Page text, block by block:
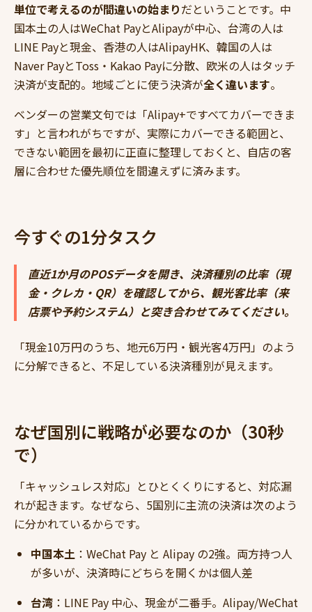
単位で考えるのが間違いの始まりだということです。中
国本土の人はWeChat PayとAlipayが中心、台湾の人は
LINE Payと現金、香港の人はAlipayHK、韓国の人は
Naver PayとToss・Kakao Payに分散、欧米の人はタッチ
決済が支配的。地域ごとに使う決済が全く違います。
ベンダーの営業文句では「Alipay+ですべてカバーできま
す」と言われがちですが、実際にカバーできる範囲と、
できない範囲を最初に正直に整理しておくと、自店の客
層に合わせた優先順位を間違えずに済みます。
今すぐの1分タスク
直近1か月のPOSデータを開き、決済種別の比率（現
金・クレカ・QR）を確認してから、観光客比率（来
店票や予約システム）と突き合わせてみてください。
「現金10万円のうち、地元6万円・観光客4万円」のよう
に分解できると、不足している決済種別が見えます。
なぜ国別に戦略が必要なのか（30秒
で）
「キャッシュレス対応」とひとくくりにすると、対応漏
れが起きます。なぜなら、5国別に主流の決済は次のよう
に分かれているからです。
中国本土 ：WeChat Pay と Alipay の2強。両方持つ人
が多いが、決済時にどちらを開くかは個人差
台湾 ：LINE Pay 中心、現金が二番手。Alipay/WeChat